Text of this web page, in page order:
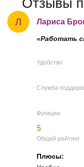
Отзывы
Л Лариса
«Работать
Удобство
Служба
Функции
5
Общий рейтинг
Плюсы: